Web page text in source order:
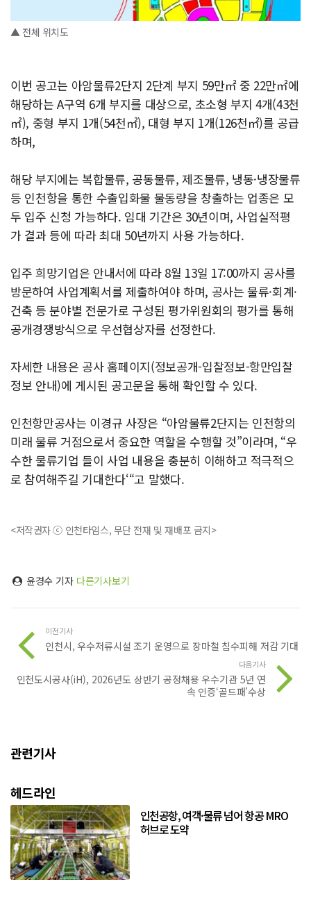
▲ 전체 위치도
이번 공고는 아암물류2단지 2단계 부지 59만㎡ 중 22만㎡에
해당하는 A구역 6개 부지를 대상으로, 초소형 부지 4개(43천
㎡), 중형 부지 1개(54천㎡), 대형 부지 1개(126천㎡)를 공급
하며,
해당 부지에는 복합물류, 공동물류, 제조물류, 냉동·냉장물류
등 인천항을 통한 수출입화물 물동량을 창출하는 업종은 모
두 입주 신청 가능하다. 임대 기간은 30년이며, 사업실적평
가 결과 등에 따라 최대 50년까지 사용 가능하다.
입주 희망기업은 안내서에 따라 8월 13일 17:00까지 공사를
방문하여 사업계획서를 제출하여야 하며, 공사는 물류·회계·
건축 등 분야별 전문가로 구성된 평가위원회의 평가를 통해
공개경쟁방식으로 우선협상자를 선정한다.
자세한 내용은 공사 홈페이지(정보공개-입찰정보-항만입찰
정보 안내)에 게시된 공고문을 통해 확인할 수 있다.
인천항만공사는 이경규 사장은 “아암물류2단지는 인천항의
미래 물류 거점으로서 중요한 역할을 수행할 것”이라며, “우
수한 물류기업 들이 사업 내용을 충분히 이해하고 적극적으
로 참여해주길 기대한다‘“고 말했다.
<저작권자 ⓒ 인천타임스, 무단 전재 및 재배포 금지>
윤경수 기자 다른기사보기
이전기사
인천시, 우수저류시설 조기 운영으로 장마철 침수피해 저감 기대
다음기사
인천도시공사(iH), 2026년도 상반기 공정채용 우수기관 5년 연
속 인증‘골드패’수상
관련기사
헤드라인
인천공항, 여객·물류 넘어 항공 MRO
허브로 도약